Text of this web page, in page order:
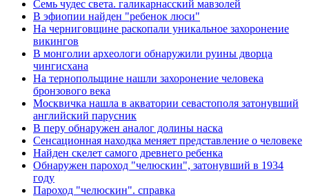
Семь чудес света. галикарнасский мавзолей
В эфиопии найден "ребенок люси"
На черниговщине раскопали уникальное захоронение
викингов
В монголии археологи обнаружили руины дворца
чингисхана
На тернопольщине нашли захоронение человека
бронзового века
Москвичка нашла в акватории севастополя затонувший
английский парусник
В перу обнаружен аналог долины наска
Сенсационная находка меняет представление о человеке
Найден скелет самого древнего ребенка
Обнаружен пароход "челюскин", затонувший в 1934
году
Пароход "челюскин". справка